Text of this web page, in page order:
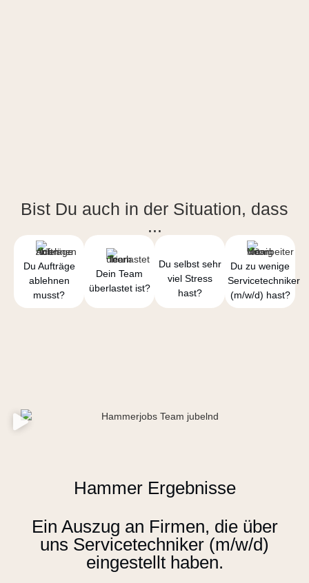
Bist Du auch in der Situation, dass
...
Du Aufträge
ablehnen
musst?
Dein Team
überlastet ist?
Du selbst sehr
viel Stress
hast?
Du zu wenige
Servicetechniker
(m/w/d) hast?
Hammer Ergebnisse
Ein Auszug an Firmen, die über
uns Servicetechniker (m/w/d)
eingestellt haben.